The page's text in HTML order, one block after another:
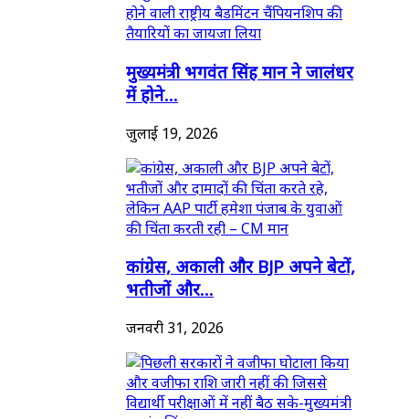
मुख्यमंत्री भगवंत सिंह मान ने जालंधर
में होने...
जुलाई 19, 2026
कांग्रेस, अकाली और BJP अपने बेटों,
भतीजों और...
जनवरी 31, 2026